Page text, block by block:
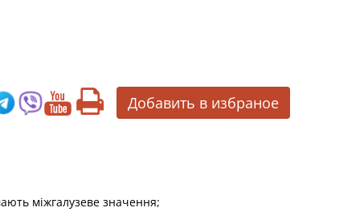
Добавить в избраное
міжгалузеве значення;